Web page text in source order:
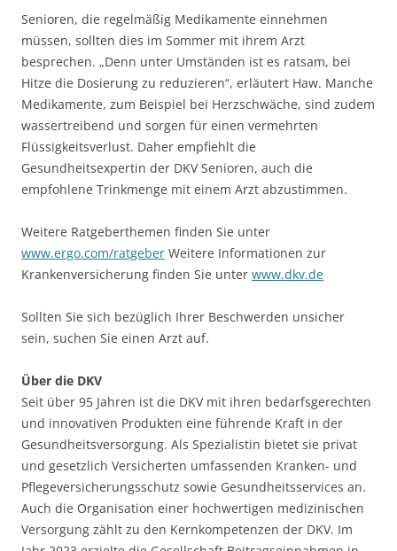
Senioren, die regelmäßig Medikamente einnehmen
müssen, sollten dies im Sommer mit ihrem Arzt
besprechen. „Denn unter Umständen ist es ratsam, bei
Hitze die Dosierung zu reduzieren“, erläutert Haw. Manche
Medikamente, zum Beispiel bei Herzschwäche, sind zudem
wassertreibend und sorgen für einen vermehrten
Flüssigkeitsverlust. Daher empfiehlt die
Gesundheitsexpertin der DKV Senioren, auch die
empfohlene Trinkmenge mit einem Arzt abzustimmen.
Weitere Ratgeberthemen finden Sie unter
www.ergo.com/ratgeber Weitere Informationen zur
Krankenversicherung finden Sie unter www.dkv.de
Sollten Sie sich bezüglich Ihrer Beschwerden unsicher
sein, suchen Sie einen Arzt auf.
Über die DKV
Seit über 95 Jahren ist die DKV mit ihren bedarfsgerechten
und innovativen Produkten eine führende Kraft in der
Gesundheitsversorgung. Als Spezialistin bietet sie privat
und gesetzlich Versicherten umfassenden Kranken- und
Pflegeversicherungsschutz sowie Gesundheitsservices an.
Auch die Organisation einer hochwertigen medizinischen
Versorgung zählt zu den Kernkompetenzen der DKV. Im